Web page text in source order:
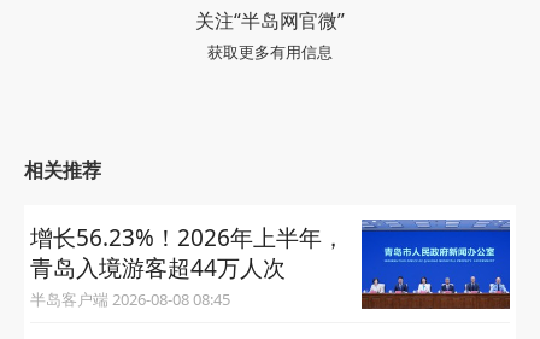
关注“半岛网官微”
获取更多有用信息
相关推荐
增长56.23%！2026年上半年，
青岛入境游客超44万人次
半岛客户端 2026-08-08 08:45